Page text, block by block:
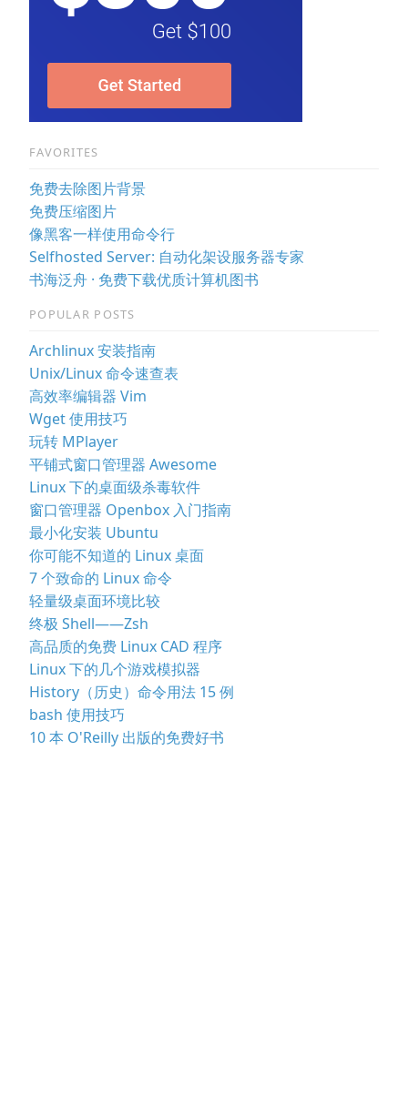
FAVORITES
免费去除图片背景
免费压缩图片
像黑客一样使用命令行
Selfhosted Server: 自动化架设服务器专家
书海泛舟 · 免费下载优质计算机图书
POPULAR POSTS
Archlinux 安装指南
Unix/Linux 命令速查表
高效率编辑器 Vim
Wget 使用技巧
玩转 MPlayer
平铺式窗口管理器 Awesome
Linux 下的桌面级杀毒软件
窗口管理器 Openbox 入门指南
最小化安装 Ubuntu
你可能不知道的 Linux 桌面
7 个致命的 Linux 命令
轻量级桌面环境比较
终极 Shell——Zsh
高品质的免费 Linux CAD 程序
Linux 下的几个游戏模拟器
History（历史）命令用法 15 例
bash 使用技巧
10 本 O'Reilly 出版的免费好书